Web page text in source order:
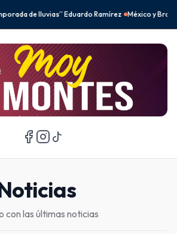
México y Brasil desbancan a Corea del Sur en el
las últimas noticias